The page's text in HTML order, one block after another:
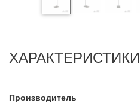
ХАРАКТЕРИСТИКИ
Производитель